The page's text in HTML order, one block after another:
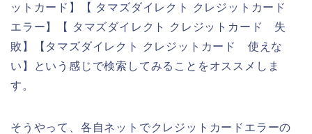
ットカード】【 タマズダイレクト クレジットカード
エラー】【 タマズダイレクト クレジットカード 失
敗】【タマズダイレクト クレジットカード 使えな
い】という感じで検索してみることをオススメしま
す。
そうやって、各自ネットでクレジットカードエラーの